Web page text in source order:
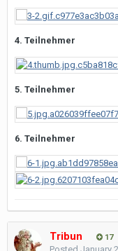
4. Teilnehmer
5. Teilnehmer
6. Teilnehmer
Tribun 17